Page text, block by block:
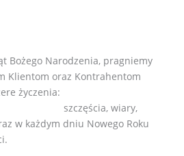
Bożego Narodzenia, pragniemy
Klientom oraz Kontrahentom
życzenia:
wiary,
w każdym dniu Nowego Roku